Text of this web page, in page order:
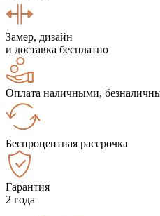
Замер, дизайн
и доставка бесплатно
Оплата наличными,
Беспроцентная рассрочка
Гарантия
2 года